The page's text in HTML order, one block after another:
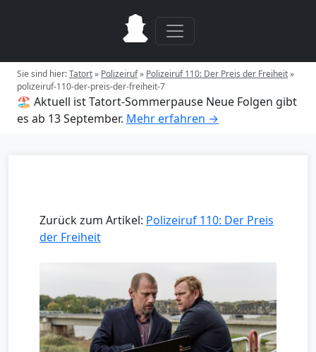
Sie sind hier:Tatort» Polizeiruf» Polizeiruf 110: Der Preis der Freiheit»
polizeiruf-110-der-preis-der-freiheit-7
🏖️ Aktuell ist Tatort-Sommerpause Neue Folgen gibt
es ab 13 September. Mehr erfahren →
Zurück zum Artikel: Polizeiruf 110: Der Preis
der Freiheit